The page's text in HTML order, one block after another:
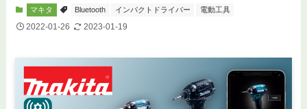
マキタ Bluetooth インパクトドライバー 電動工具
2022-01-26 2023-01-19